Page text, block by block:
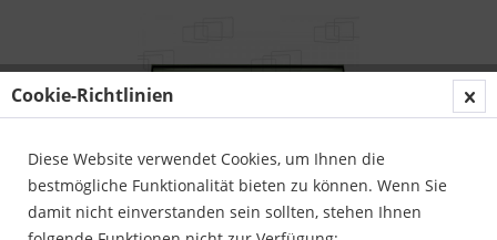
Cookie-Richtlinien
Diese Website verwendet Cookies, um Ihnen die
bestmögliche Funktionalität bieten zu können. Wenn Sie
damit nicht einverstanden sein sollten, stehen Ihnen